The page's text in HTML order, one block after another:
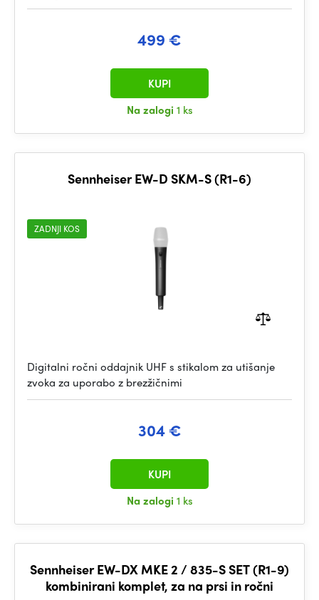
499 €
Na zalogi 1 ks
KUPI
Sennheiser EW-D SKM-S (R1-6)
ZADNJI KOS
Digitalni ročni oddajnik UHF s stikalom za utišanje
zvoka za uporabo z brezžičnimi
304 €
Na zalogi 1 ks
KUPI
Sennheiser EW-DX MKE 2 / 835-S SET (R1-9)
kombinirani komplet, za na prsi in ročni